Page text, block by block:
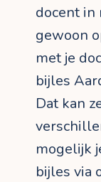
docent in
gewoon
met je
bijles
Dat kan
mogelijk
bijles via